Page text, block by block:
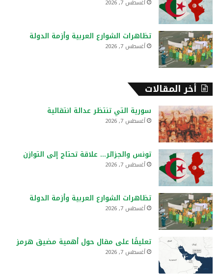
أغسطس 7, 2026
تظاهرات الشوارع العربية وأزمة الدولة
أغسطس 7, 2026
أخر المقالات
سورية التي تنتظر عدالة انتقالية
أغسطس 7, 2026
تونس والجزائر… علاقة تحتاج إلى التوازن
أغسطس 7, 2026
تظاهرات الشوارع العربية وأزمة الدولة
أغسطس 7, 2026
تعليقًا على مقال حول أهمية مضيق هرمز
أغسطس 7, 2026